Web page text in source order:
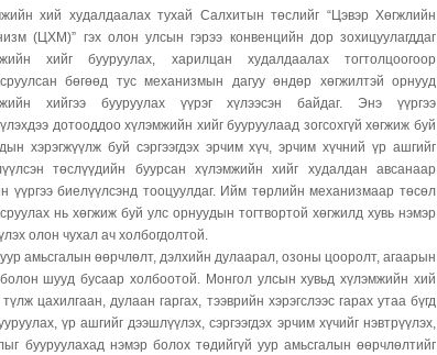
хий худалдаалaх тухай Салхитын төслийг “Цэвэр Хөгжлийн
(ЦХМ)” гэх олон улсын гэрээ конвенцийн дор зохицуулагддаг
хийг бууруулах, харилцан худалдаалах тогтолцоогоор
бөгөөд тус механизмын дагуу өндөр хөгжилтэй орнууд
хийгээ бууруулах үүрэг хүлээсэн байдаг. Энэ үүргээ
дотооддоо хүлэмжийн хийг бууруулаад зогсохгүй хөгжиж буй
хэрэгжүүлж буй сэргээгдэх эрчим хүч, эрчим хүчний үр ашгийг
төслүүдийн буурсан хүлэмжийн хийг худалдан авсанаар
үүргээ биелүүлсэнд тооцуулдаг. Ийм төрлийн механизмаар төсөл
нь хөгжиж буй улс орнуудын тогтвортой хөгжилд хувь нэмэр
олон чухал ач холбогдолтой.
амьсгалын өөрчлөлт, дэлхийн дулаарал, озоны цооролт, агаарын
шууд бусаар холбоотой. Монгол улсын хувьд хүлэмжийн хий
цахилгаан, дулаан гаргах, тээврийн хэрэгслээс гарах утаа бүгд
үр ашгийг дээшлүүлэх, сэргээгдэх эрчим хүчийг нэвтрүүлэх,
бууруулахад нэмэр болох төдийгүй уур амьсгалын өөрчлөлтийг